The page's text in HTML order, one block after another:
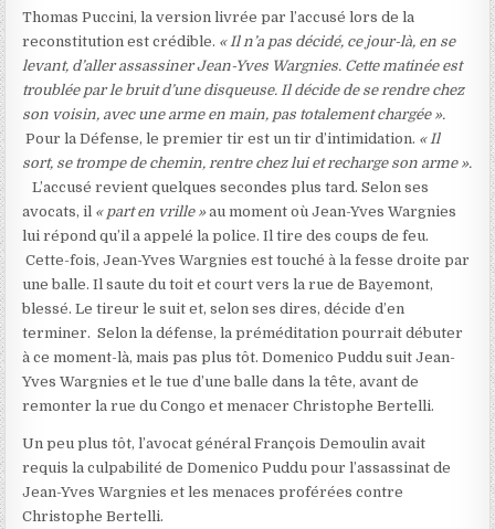
Thomas Puccini, la version livrée par l’accusé lors de la
reconstitution est crédible. « Il n’a pas décidé, ce jour-là, en se
levant, d’aller assassiner Jean-Yves Wargnies. Cette matinée est
troublée par le bruit d’une disqueuse. Il décide de se rendre chez
son voisin, avec une arme en main, pas totalement chargée ».
Pour la Défense, le premier tir est un tir d’intimidation. « Il
sort, se trompe de chemin, rentre chez lui et recharge son arme ».
L’accusé revient quelques secondes plus tard. Selon ses
avocats, il « part en vrille »au moment où Jean-Yves Wargnies
lui répond qu’il a appelé la police. Il tire des coups de feu.
Cette-fois, Jean-Yves Wargnies est touché à la fesse droite par
une balle. Il saute du toit et court vers la rue de Bayemont,
blessé. Le tireur le suit et, selon ses dires, décide d’en
terminer. Selon la défense, la préméditation pourrait débuter
à ce moment-là, mais pas plus tôt. Domenico Puddu suit Jean-
Yves Wargnies et le tue d’une balle dans la tête, avant de
remonter la rue du Congo et menacer Christophe Bertelli.
Un peu plus tôt, l’avocat général François Demoulin avait
requis la culpabilité de Domenico Puddu pour l’assassinat de
Jean-Yves Wargnies et les menaces proférées contre
Christophe Bertelli.